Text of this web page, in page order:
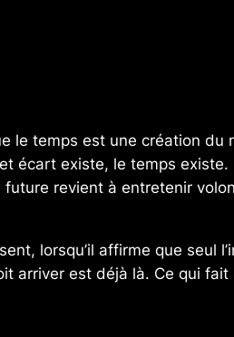
le temps est une création du
écart existe, le temps existe.
revient à entretenir
lorsqu’il affirme que seul
arriver est déjà là. Ce qui fait